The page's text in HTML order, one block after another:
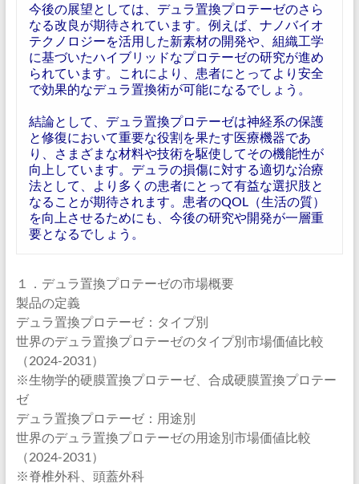
今後の展望としては、デュラ置換プロテーゼのさら
なる改良が期待されています。例えば、ナノバイオ
テクノロジーを活用した新素材の開発や、組織工学
に基づいたハイブリッドなプロテーゼの研究が進め
られています。これにより、患者にとってより安全
で効果的なデュラ置換術が可能になるでしょう。
結論として、デュラ置換プロテーゼは神経系の保護
と修復において重要な役割を果たす医療機器であ
り、さまざまな材料や技術を駆使してその機能性が
向上しています。デュラの損傷に対する適切な治療
法として、より多くの患者にとって有益な選択肢と
なることが期待されます。患者のQOL（生活の質）
を向上させるためにも、今後の研究や開発が一層重
要となるでしょう。
１．デュラ置換プロテーゼの市場概要
製品の定義
デュラ置換プロテーゼ：タイプ別
世界のデュラ置換プロテーゼのタイプ別市場価値比較
（2024-2031）
※生物学的硬膜置換プロテーゼ、合成硬膜置換プロテー
ゼ
デュラ置換プロテーゼ：用途別
世界のデュラ置換プロテーゼの用途別市場価値比較
（2024-2031）
※脊椎外科、頭蓋外科